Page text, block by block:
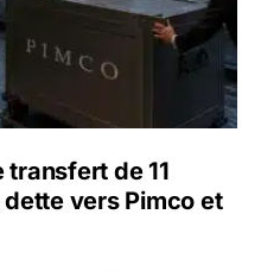
de 11
vers Pimco et